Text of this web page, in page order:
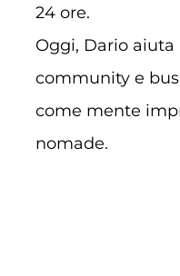
24 ore.
Oggi, Dario
community e
come mente
nomade.